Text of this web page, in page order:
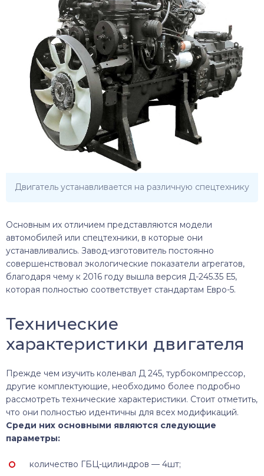
Двигатель устанавливается на различную спецтехнику
Основным их отличием представляются модели
автомобилей или спецтехники, в которые они
устанавливались. Завод-изготовитель постоянно
совершенствовал экологические показатели агрегатов,
благодаря чему к 2016 году вышла версия Д-245.35 Е5,
которая полностью соответствует стандартам Евро-5.
Технические
характеристики двигателя
Прежде чем изучить коленвал Д 245, турбокомпрессор,
другие комплектующие, необходимо более подробно
рассмотреть технические характеристики. Стоит отметить,
что они полностью идентичны для всех модификаций.
Среди них основными являются следующие
параметры:
количество ГБЦ-цилиндров — 4шт;